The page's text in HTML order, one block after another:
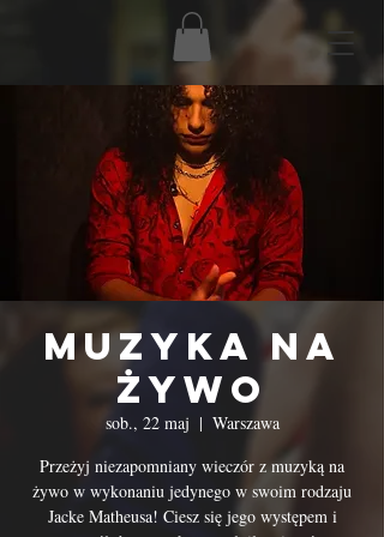
Muzyka na
Żywo
sob., 22 maj
  |
Warszawa
Przeżyj niezapomniany wieczór z muzyką na
żywo w wykonaniu jedynego w swoim rodzaju
Jacke Matheusa! Ciesz się jego występem i